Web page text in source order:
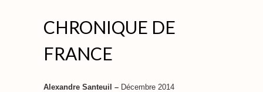
CHRONIQUE DE
FRANCE
Alexandre Santeuil – Décembre 2014